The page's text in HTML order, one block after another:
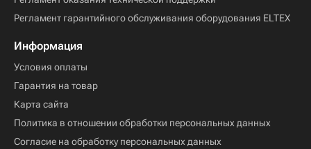
Регламент гарантийного обслуживания оборудования ELTEX
Информация
Условия оплаты
Гарантия на товар
Карта сайта
Политика в отношении обработки персональных данных
Согласие на обработку персональных данных